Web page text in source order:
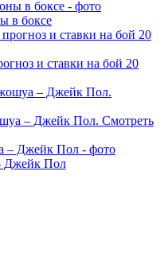
в боксе
и ставки на бой 20
– Джейк Пол. Смотреть
Джейк Пол